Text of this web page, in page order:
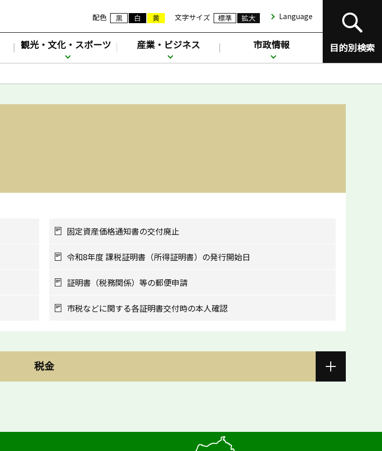
配色 文字サイズ Language
目的別検索
観光・文化・スポーツ 産業・ビジネス 市政情報
固定資産価格通知書の交付廃止
令和8年度 課税証明書（所得証明書）の発行開始日
証明書（税務関係）等の郵便申請
市税などに関する各証明書交付時の本人確認
税金